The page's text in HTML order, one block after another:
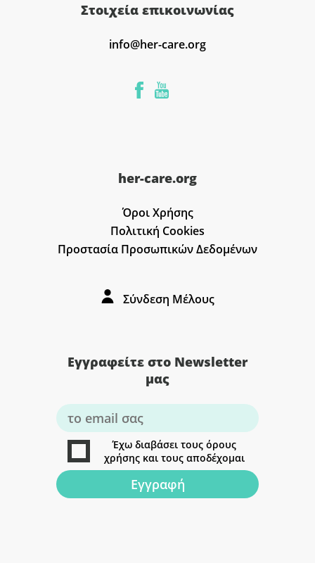
Στοιχεία επικοινωνίας
info@her-care.org
her-care.org
Όροι Χρήσης
Πολιτική Cookies
Προστασία Προσωπικών Δεδομένων
Σύνδεση Μέλους
Εγγραφείτε στο Newsletter
μας
Έχω διαβάσει τους όρους
χρήσης και τους αποδέχομαι